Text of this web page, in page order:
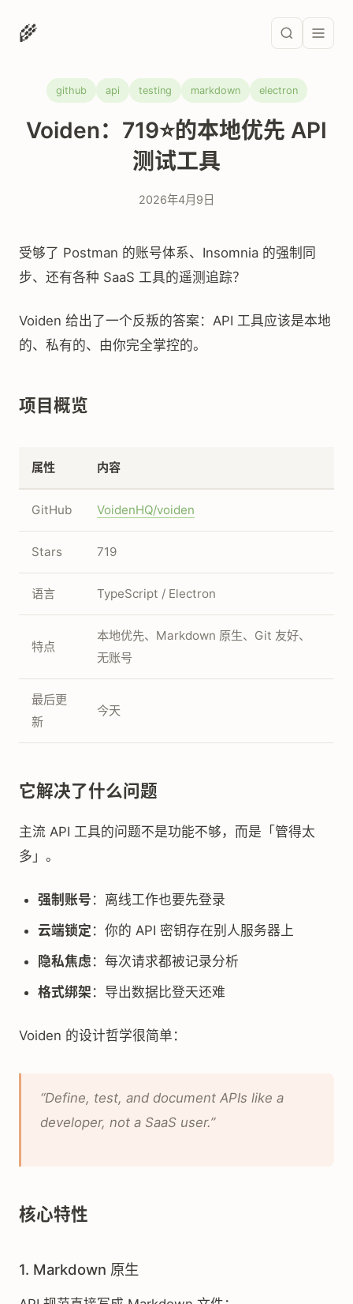
🌾
github api testing markdown electron
Voiden：719⭐的本地优先 API
测试工具
2026年4月9日
受够了 Postman 的账号体系、Insomnia 的强制同
步、还有各种 SaaS 工具的遥测追踪？
Voiden 给出了一个反叛的答案：API 工具应该是本地
的、私有的、由你完全掌控的。
项目概览
属性 内容
GitHub VoidenHQ/voiden
Stars 719
语言 TypeScript / Electron
特点
本地优先、Markdown 原生、Git 友好、
无账号
最后更
新
今天
它解决了什么问题
主流 API 工具的问题不是功能不够，而是「管得太
多」。
强制账号 ：离线工作也要先登录
云端锁定 ：你的 API 密钥存在别人服务器上
隐私焦虑 ：每次请求都被记录分析
格式绑架 ：导出数据比登天还难
Voiden 的设计哲学很简单：
“Define, test, and document APIs like a
developer, not a SaaS user.”
核心特性
1. Markdown 原生